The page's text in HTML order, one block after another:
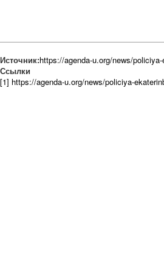
Источник:https://agenda-u.org/news/
Ссылки
[1] https://agenda-u.org/news/policiya-